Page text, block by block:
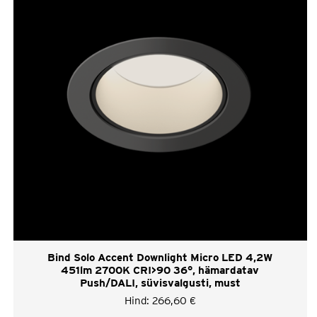
Bind Solo Accent Downlight Micro LED 4,2W
451lm 2700K CRI>90 36°, hämardatav
Push/DALI, süvisvalgusti, must
Hind: 266,60 €